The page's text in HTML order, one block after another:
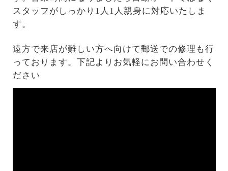
スタッフがしっかり1人1人親身に対応いたしま
す。
遠方で来店が難しい方へ向けて郵送での修理も行
っております。下記よりお気軽にお問い合わせく
ださい